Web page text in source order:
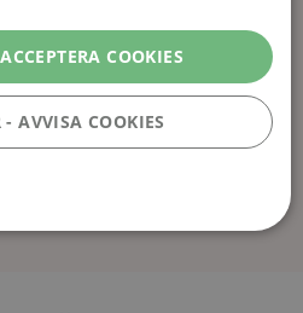
att testa!
Lämna kommentar
COOKIES
- AVVISA COOKIES